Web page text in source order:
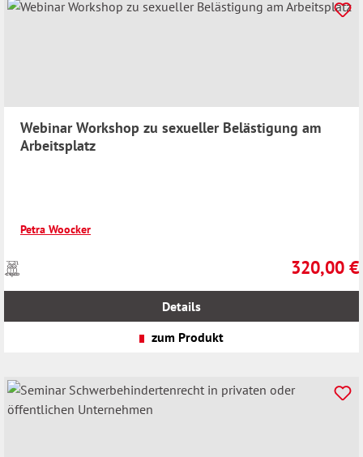
Webinar Workshop zu sexueller Belästigung am
Arbeitsplatz
Petra Woocker
Regulärer
320,00 €
Preise
inkl.
Details
zum Produkt